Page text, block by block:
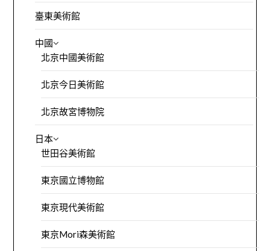
臺東美術館
中國
北京中國美術館
北京今日美術館
北京故宮博物院
日本
世田谷美術館
東京國立博物館
東京現代美術館
東京Mori森美術館